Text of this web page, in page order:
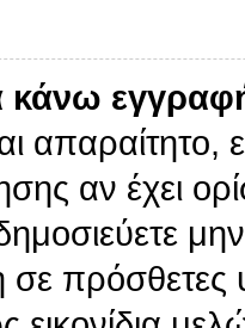
κάνω
απαραίτητο,
αν έχει
πρόσθετες